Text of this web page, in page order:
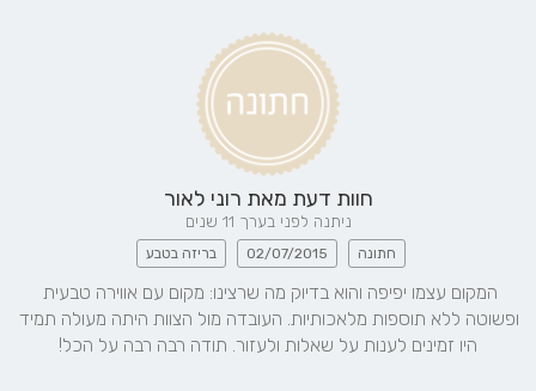
חוות דעת מאת רוני לאור
ניתנה לפני בערך 11 שנים
חתונה 02/07/2015 בריזה בטבע
היו זמינים לענות על שאלות ולעזור. תודה רבה רבה על הכל!